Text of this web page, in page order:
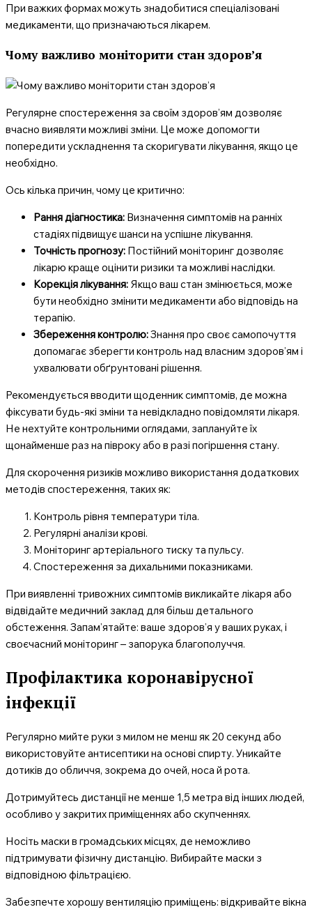
При важких формах можуть знадобитися спеціалізовані
медикаменти, що призначаються лікарем.
Чому важливо моніторити стан здоров’я
Регулярне спостереження за своїм здоров’ям дозволяє
вчасно виявляти можливі зміни. Це може допомогти
попередити ускладнення та скоригувати лікування, якщо це
необхідно.
Ось кілька причин, чому це критично:
Рання діагностика: Визначення симптомів на ранніх
стадіях підвищує шанси на успішне лікування.
Точність прогнозу: Постійний моніторинг дозволяє
лікарю краще оцінити ризики та можливі наслідки.
Корекція лікування: Якщо ваш стан змінюється, може
бути необхідно змінити медикаменти або відповідь на
терапію.
Збереження контролю:Знання про своє самопочуття
допомагає зберегти контроль над власним здоров’ям і
ухвалювати обґрунтовані рішення.
Рекомендується вводити щоденник симптомів, де можна
фіксувати будь-які зміни та невідкладно повідомляти лікаря.
Не нехтуйте контрольними оглядами, заплануйте їх
щонайменше раз на півроку або в разі погіршення стану.
Для скорочення ризиків можливо використання додаткових
методів спостереження, таких як:
Контроль рівня температури тіла.
Регулярні аналізи крові.
Моніторинг артеріального тиску та пульсу.
Спостереження за дихальними показниками.
При виявленні тривожних симптомів викликайте лікаря або
відвідайте медичний заклад для більш детального
обстеження. Запам’ятайте: ваше здоров’я у ваших руках, і
своєчасний моніторинг – запорука благополуччя.
Профілактика коронавірусної
інфекції
Регулярно мийте руки з милом не менш як 20 секунд або
використовуйте антисептики на основі спирту. Уникайте
дотиків до обличчя, зокрема до очей, носа й рота.
Дотримуйтесь дистанції не менше 1,5 метра від інших людей,
особливо у закритих приміщеннях або скупченнях.
Носіть маски в громадських місцях, де неможливо
підтримувати фізичну дистанцію. Вибирайте маски з
відповідною фільтрацією.
Забезпечте хорошу вентиляцію приміщень: відкривайте вікна